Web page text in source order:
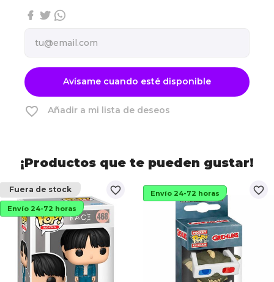
Avísame cuando esté disponible
favorite_border Añadir a mi lista de deseos
¡Productos que te pueden gustar!
favorite_border
Fuera de stock
Envío 24-72 horas
favorite_border
Envío 24-72 horas